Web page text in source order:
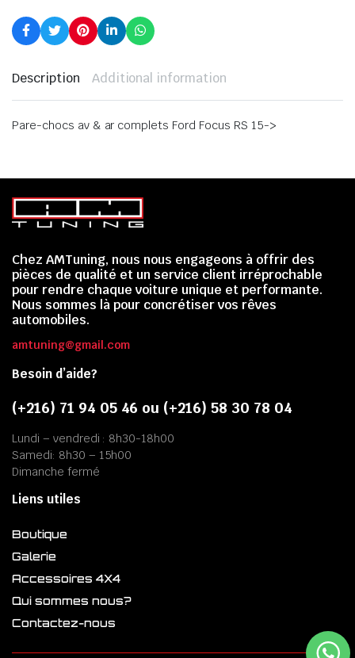
Description Additional information
Pare-chocs av & ar complets Ford Focus RS 15->
Chez AMTuning, nous nous engageons à offrir des
pièces de qualité et un service client irréprochable
pour rendre chaque voiture unique et performante.
Nous sommes là pour concrétiser vos rêves
automobiles.
amtuning@gmail.com
Besoin d’aide?
(+216) 71 94 05 46 ou (+216) 58 30 78 04
Lundi – vendredi : 8h30-18h00
Samedi: 8h30 – 15h00
Dimanche fermé
Liens utiles
Boutique
Galerie
Accessoires 4X4
Qui sommes nous?
Contactez-nous